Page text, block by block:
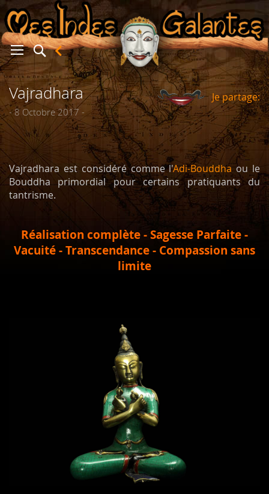
Vajradhara
- 8 Octobre 2017 -
Je partage:
Vajradhara est considéré comme l'Adi-Bouddha ou le
Bouddha primordial pour certains pratiquants du
tantrisme.
Réalisation complète - Sagesse Parfaite -
Vacuité - Transcendance - Compassion sans
limite